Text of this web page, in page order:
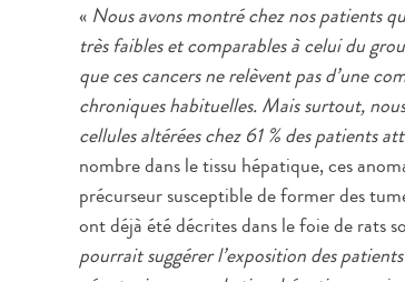
« Nous avons montré chez nos patients
très faibles et comparables à celui du
que ces cancers ne relèvent pas d’une
chroniques habituelles. Mais surtout,
cellules altérées chez 61 % des patients
nombre dans le tissu hépatique, ces
précurseur susceptible de former des
ont déjà été décrites dans le foie de rats
pourrait suggérer l’exposition des